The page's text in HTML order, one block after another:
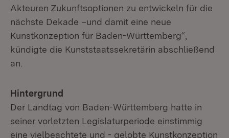
Akteuren Zukunftsoptionen zu entwickeln für die
nächste Dekade –und damit eine neue
Kunstkonzeption für Baden-Württemberg“,
kündigte die Kunststaatssekretärin abschließend
an.
Hintergrund
Der Landtag von Baden-Württemberg hatte in
seiner vorletzten Legislaturperiode einstimmig
eine vielbeachtete und - gelobte Kunstkonzeption